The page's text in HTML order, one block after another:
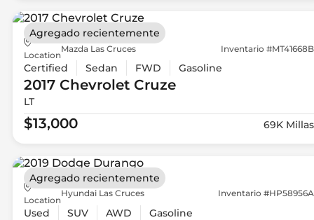
Location
Mazda Las Cruces Inventario #MT41668B
Certified Sedan FWD Gasoline
2017 ChevroletCruze
LT
$13,000 69K Millas
Agregado recientemente
Location
Hyundai Las Cruces Inventario #HP58956A
Used SUV AWD Gasoline
Agregado recientemente